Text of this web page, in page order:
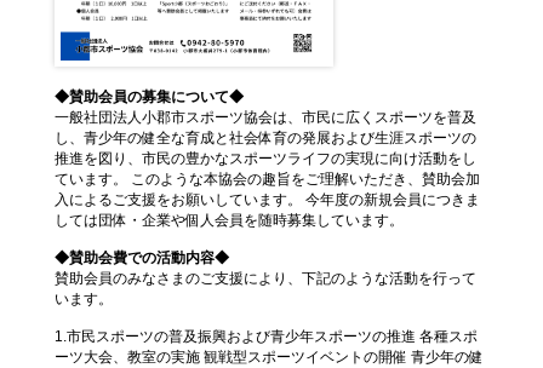
◆賛助会員の募集について◆
一般社団法人小郡市スポーツ協会は、市民に広くスポーツを普及
し、青少年の健全な育成と社会体育の発展および生涯スポーツの
推進を図り、市民の豊かなスポーツライフの実現に向け活動をし
ています。 このような本協会の趣旨をご理解いただき、賛助会加
入によるご支援をお願いしています。 今年度の新規会員につきま
しては団体・企業や個人会員を随時募集しています。
◆賛助会費での活動内容◆
賛助会員のみなさまのご支援により、下記のような活動を行って
います。
1.市民スポーツの普及振興および青少年スポーツの推進 各種スポ
ーツ大会、教室の実施 観戦型スポーツイベントの開催 青少年の健